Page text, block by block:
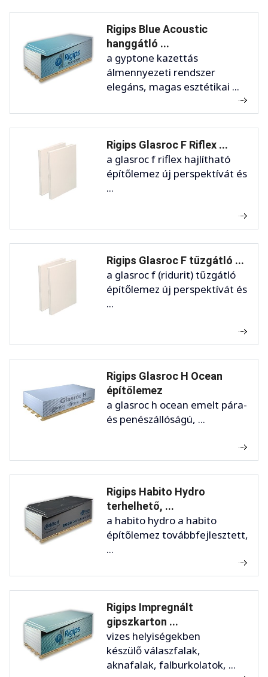
Rigips Blue Acoustic
hanggátló ...
a gyptone kazettás
álmennyezeti rendszer
elegáns, magas esztétikai ...
Rigips Glasroc F Riflex ...
a glasroc f riflex hajlítható
építőlemez új perspektívát és
...
Rigips Glasroc F tűzgátló ...
a glasroc f (ridurit) tűzgátló
építőlemez új perspektívát és
...
Rigips Glasroc H Ocean
építőlemez
a glasroc h ocean emelt pára-
és penészállóságú, ...
Rigips Habito Hydro
terhelhető, ...
a habito hydro a habito
építőlemez továbbfejlesztett,
...
Rigips Impregnált
gipszkarton ...
vizes helyiségekben
készülő válaszfalak,
aknafalak, falburkolatok, ...